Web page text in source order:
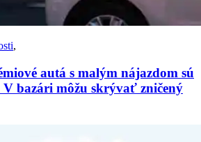
,
autá s malým nájazdom sú
V bazári môžu skrývať zničený